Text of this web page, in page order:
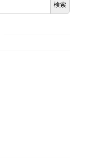
検索